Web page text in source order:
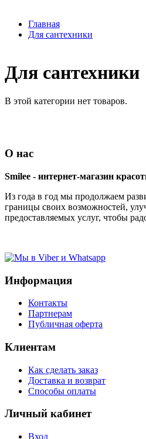
Главная
Для сантехники
Для сантехники
В этой категории нет товаров.
О нас
Smilee - интернет-магазин
Из года в год мы продолжаем
границы своих возможностей,
предоставляемых услуг, чтобы
Информация
Контакты
Партнерам
Публичная оферта
Клиентам
Как сделать заказ
Доставка и возврат
Способы оплаты
Личный кабинет
Вход